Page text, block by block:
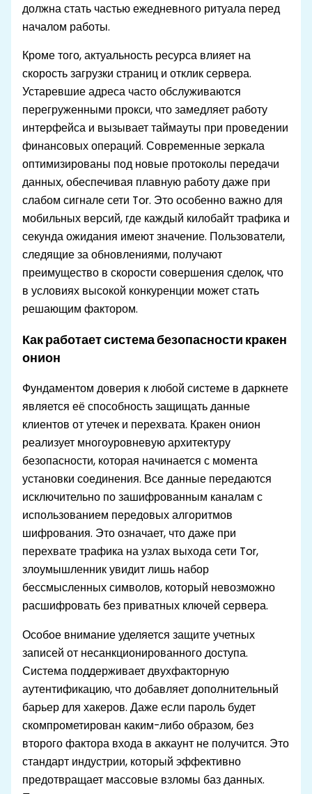
должна стать частью ежедневного ритуала перед
началом работы.
Кроме того, актуальность ресурса влияет на
скорость загрузки страниц и отклик сервера.
Устаревшие адреса часто обслуживаются
перегруженными прокси, что замедляет работу
интерфейса и вызывает таймауты при проведении
финансовых операций. Современные зеркала
оптимизированы под новые протоколы передачи
данных, обеспечивая плавную работу даже при
слабом сигнале сети Tor. Это особенно важно для
мобильных версий, где каждый килобайт трафика и
секунда ожидания имеют значение. Пользователи,
следящие за обновлениями, получают
преимущество в скорости совершения сделок, что
в условиях высокой конкуренции может стать
решающим фактором.
Как работает система безопасности кракен
онион
Фундаментом доверия к любой системе в даркнете
является её способность защищать данные
клиентов от утечек и перехвата. Кракен онион
реализует многоуровневую архитектуру
безопасности, которая начинается с момента
установки соединения. Все данные передаются
исключительно по зашифрованным каналам с
использованием передовых алгоритмов
шифрования. Это означает, что даже при
перехвате трафика на узлах выхода сети Tor,
злоумышленник увидит лишь набор
бессмысленных символов, который невозможно
расшифровать без приватных ключей сервера.
Особое внимание уделяется защите учетных
записей от несанкционированного доступа.
Система поддерживает двухфакторную
аутентификацию, что добавляет дополнительный
барьер для хакеров. Даже если пароль будет
скомпрометирован каким-либо образом, без
второго фактора входа в аккаунт не получится. Это
стандарт индустрии, который эффективно
предотвращает массовые взломы баз данных.